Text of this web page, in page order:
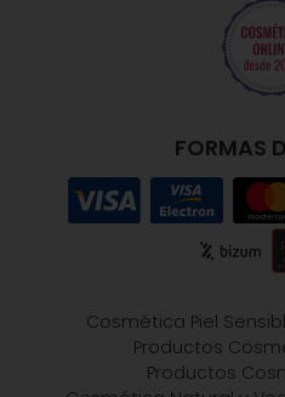
FORMAS
Cosmética Piel
Productos
Productos